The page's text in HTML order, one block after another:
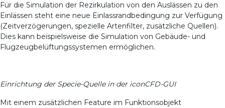
Für die Simulation der Rezirkulation von den Auslässen zu den
Einlässen steht eine neue Einlassrandbedingung zur Verfügung
(Zeitverzögerungen, spezielle Artenfilter, zusätzliche Quellen).
Dies kann beispielsweise die Simulation von Gebäude- und
Flugzeugbelüftungssystemen ermöglichen.
Einrichtung der Specie-Quelle in der iconCFD-GUI
Mit einem zusätzlichen Feature im Funktionsobjekt